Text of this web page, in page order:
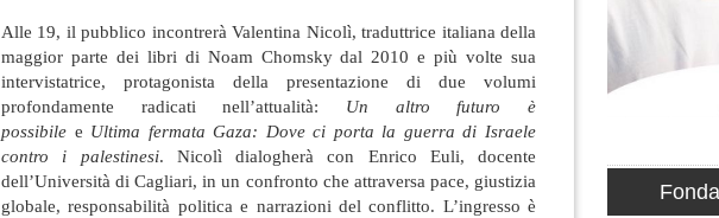
Alle 19, il pubblico incontrerà Valentina Nicolì, traduttrice italiana della
maggior parte dei libri di Noam Chomsky dal 2010 e più volte sua
intervistatrice, protagonista della presentazione di due volumi
profondamente radicati nell’attualità: Un altro futuro è
possibile e Ultima fermata Gaza: Dove ci porta la guerra di Israele
contro i palestinesi. Nicolì dialogherà con Enrico Euli, docente
dell’Università di Cagliari, in un confronto che attraversa pace, giustizia
globale, responsabilità politica e narrazioni del conflitto. L’ingresso è